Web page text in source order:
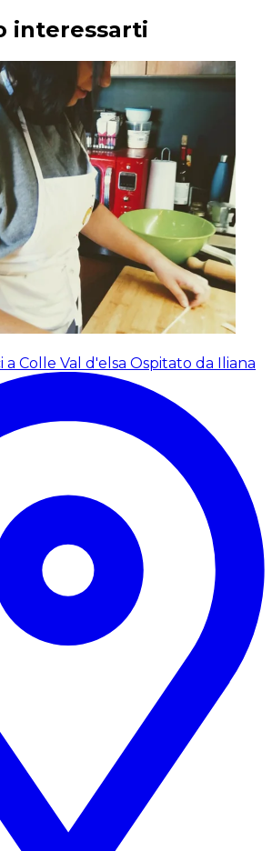
interessarti
Colle Val d'elsa Ospitato da Iliana